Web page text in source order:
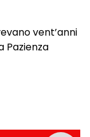
vent’anni
Pazienza